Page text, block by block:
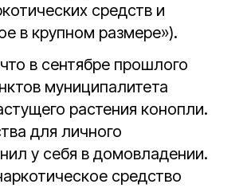
средств и
в крупном размере»).
в сентябре прошлого
муниципалитета
растения конопли.
для личного
у себя в домовладении.
средство